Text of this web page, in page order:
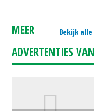
Bekijk
MEER
ADVERTENTIES